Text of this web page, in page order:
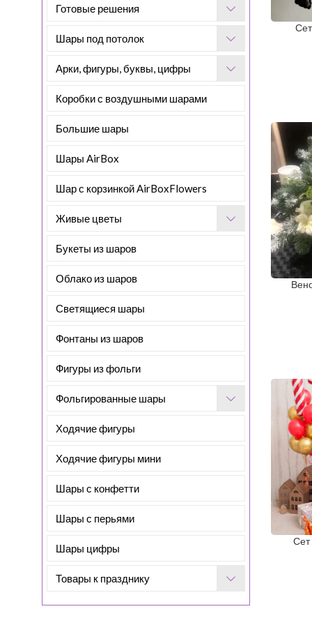
Готовые решения
Шары под потолок
Арки, фигуры, буквы, цифры
Коробки с воздушными шарами
Большие шары
Шары AirBox
Шар с корзинкой AirBoxFlowers
Живые цветы
Букеты из шаров
Облако из шаров
Светящиеся шары
Фонтаны из шаров
Фигуры из фольги
Фольгированные шары
Ходячие фигуры
Ходячие фигуры мини
Шары с конфетти
Шары с перьями
Шары цифры
Товары к празднику
Сет